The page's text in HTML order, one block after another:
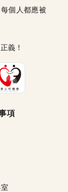
個人都應被
義！
項